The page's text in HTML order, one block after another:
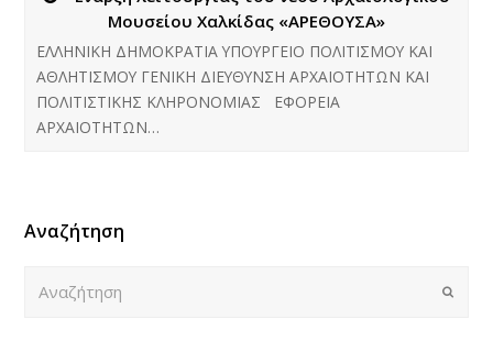
Μουσείου Χαλκίδας «ΑΡΕΘΟΥΣΑ»
ΕΛΛΗΝΙΚΗ ΔΗΜΟΚΡΑΤΙΑ ΥΠΟΥΡΓΕΙΟ ΠΟΛΙΤΙΣΜΟΥ ΚΑΙ
ΑΘΛΗΤΙΣΜΟΥ ΓΕΝΙΚΗ ΔΙΕΥΘΥΝΣΗ ΑΡΧΑΙΟΤΗΤΩΝ ΚΑΙ
ΠΟΛΙΤΙΣΤΙΚΗΣ ΚΛΗΡΟΝΟΜΙΑΣ ΕΦΟΡΕΙΑ
ΑΡΧΑΙΟΤΗΤΩΝ…
Αναζήτηση
Submit